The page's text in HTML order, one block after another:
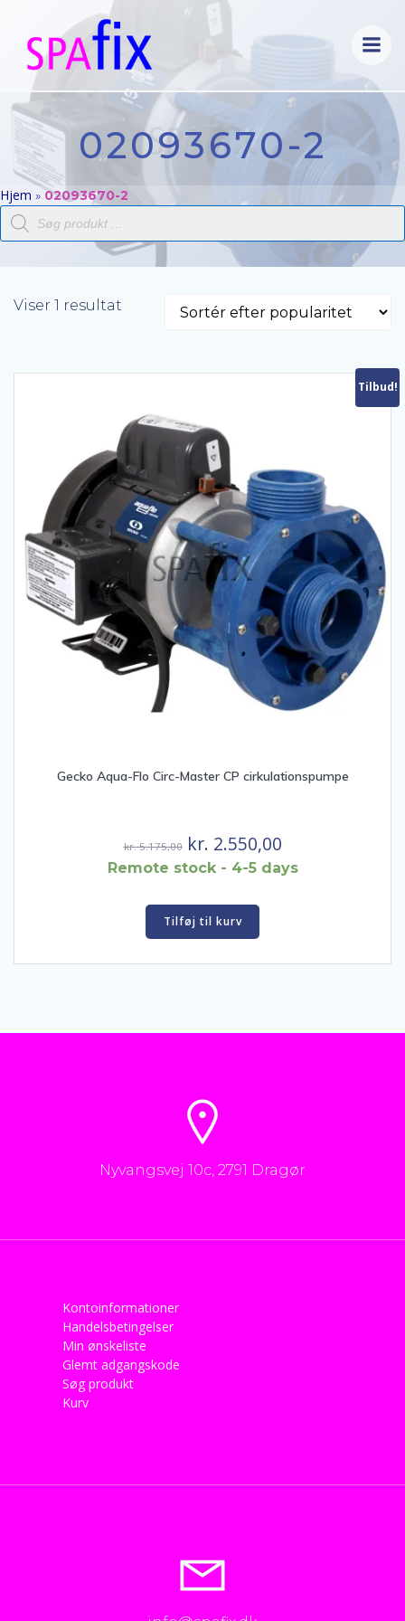
Videre
indhold
02093670-2
Hjem » 02093670-2
Products
search
Viser 1 resultat
Tilbud!
Gecko Aqua-Flo Circ-Master CP cirkulationspumpe
kr.5.175,00 Den
oprindelige
var:
kr. 5.175,00.
kr. 2.550,00Den
aktuelle
Remote stock - 4-5 days
Tilføj til kurv
Nyvangsvej 10c, 2791 Dragør
Kontoinformationer
Handelsbetingelser
Min ønskeliste
Glemt adgangskode
Søg produkt
Kurv